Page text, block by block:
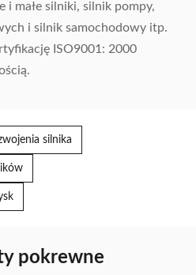
i małe silniki, silnik pompy,
i silnik samochodowy itp.
ISO9001: 2000
silnika
pokrewne